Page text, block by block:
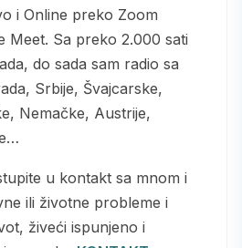
i Online preko Zoom
Meet. Sa preko 2.000 sati
do sada sam radio sa
Srbije, Švajcarske,
Nemačke, Austrije,
ili životne probleme i
živeći ispunjeno i